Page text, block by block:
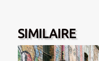
SIMILAIRE